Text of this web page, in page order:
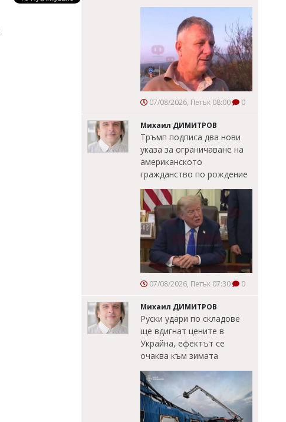
07/08/2026, Петък 08:00 0
Михаил ДИМИТРОВ
Тръмп подписа два нови
указа за ограничаване на
американското
гражданство по рождение
07/08/2026, Петък 07:30 0
Михаил ДИМИТРОВ
Руски удари по складове
ще вдигнат цените в
Украйна, ефектът се
очаква към зимата